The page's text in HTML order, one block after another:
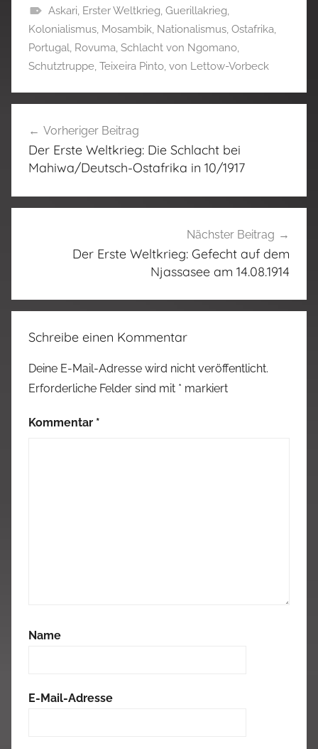
Askari, Erster Weltkrieg, Guerillakrieg,
Kolonialismus, Mosambik, Nationalismus, Ostafrika,
Portugal, Rovuma, Schlacht von Ngomano,
Schutztruppe, Teixeira Pinto, von Lettow-Vorbeck
Vorheriger Beitrag
Der Erste Weltkrieg: Die Schlacht bei
Mahiwa/Deutsch-Ostafrika in 10/1917
Nächster Beitrag
Der Erste Weltkrieg: Gefecht auf dem
Njassasee am 14.08.1914
Schreibe einen Kommentar
Deine E-Mail-Adresse wird nicht veröffentlicht.
Erforderliche Felder sind mit * markiert
Kommentar *
Name
E-Mail-Adresse